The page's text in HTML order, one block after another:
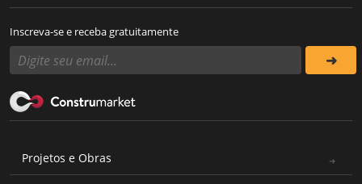
Inscreva-se e receba gratuitamente
Projetos e Obras